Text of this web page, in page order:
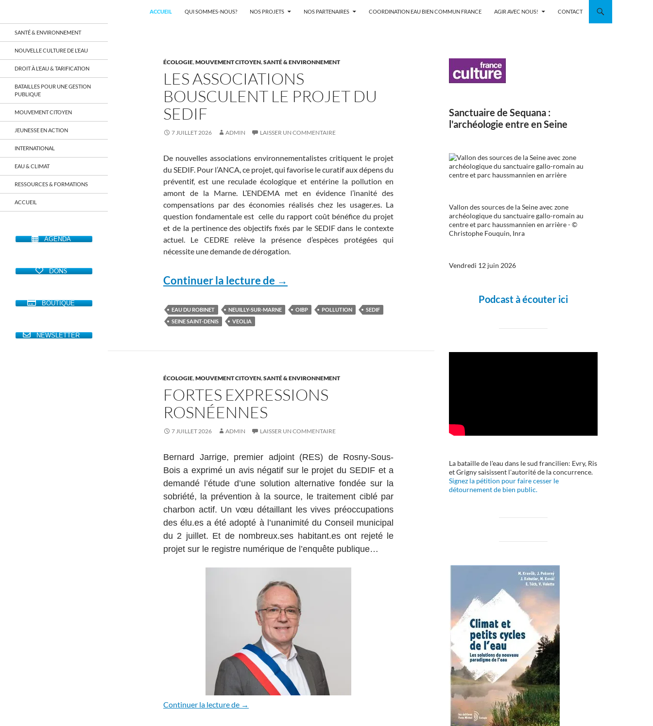
Aller
au
contenu
ACCUEIL QUI SOMMES-NOUS? NOS PROJETS NOS PARTENAIRES COORDINATION EAU BIEN COMMUN FRANCE AGIR AVEC NOUS! CONTACT
ÉCOLOGIE,MOUVEMENT CITOYEN,SANTÉ & ENVIRONNEMENT
LES ASSOCIATIONS
BOUSCULENT LE PROJET DU
SEDIF
7 JUILLET 2026 ADMIN LAISSER UN COMMENTAIRE
De nouvelles associations environnementalistes critiquent le projet
du SEDIF. Pour l’ANCA, ce projet, qui favorise le curatif aux dépens du
préventif, est une reculade écologique et entérine la pollution en
amont de la Marne. L’ENDEMA met en évidence l’inanité des
compensations par des économies réalisés chez les usager.es. La
question fondamentale est celle du rapport coût bénéfice du projet
et de la pertinence des objectifs fixés par le SEDIF dans le contexte
actuel. Le CEDRE relève la présence d’espèces protégées qui
nécessite une demande de dérogation.
Continuer la lecture de Les associations bousculent le projet du SEDIF
→
EAU DU ROBINET NEUILLY-SUR-MARNE OIBP POLLUTION
SEDIF
SEINE SAINT-DENIS
VEOLIA
ÉCOLOGIE,MOUVEMENT CITOYEN,SANTÉ & ENVIRONNEMENT
FORTES EXPRESSIONS
ROSNÉENNES
7 JUILLET 2026 ADMIN LAISSER UN COMMENTAIRE
Bernard Jarrige, premier adjoint (RES) de Rosny-Sous-
Bois a exprimé un avis négatif sur le projet du SEDIF et a
demandé l’étude d’une solution alternative fondée sur la
sobriété, la prévention à la source, le traitement ciblé par
charbon actif. Un vœu détaillant les vives préoccupations
des élu.es a été adopté à l’unanimité du Conseil municipal
du 2 juillet. Et de nombreux.ses habitant.es ont rejeté le
projet sur le registre numérique de l’enquête publique…
Continuer la lecture de Fortes expressions rosnéennes
→
Sanctuaire de Sequana :
l'archéologie entre en Seine
Vallon des sources de la Seine avec zone
archéologique du sanctuaire gallo-romain au
centre et parc haussmannien en arrière - ©
Christophe Fouquin, Inra
Vendredi 12 juin 2026
Podcast à écouter ici
La bataille de l'eau dans le sud francilien: Evry, Ris
et Grigny saisissent l'autorité de la concurrence.
Signez la pétition pour faire cesser le
détournement de bien public.
un réseau qui réunit citoyens et
associations autour de la ressource
territoire français, sur tous les
économique, juridique, de la santé,
culturel…
SANTÉ & ENVIRONNEMENT
NOUVELLE CULTURE DE L’EAU
DROIT À L’EAU & TARIFICATION
BATAILLES POUR UNE GESTION
PUBLIQUE
MOUVEMENT CITOYEN
JEUNESSE EN ACTION
INTERNATIONAL
EAU & CLIMAT
RESSOURCES & FORMATIONS
ACCUEIL
AGENDA
DONS
BOUTIQUE
NEWSLETTER